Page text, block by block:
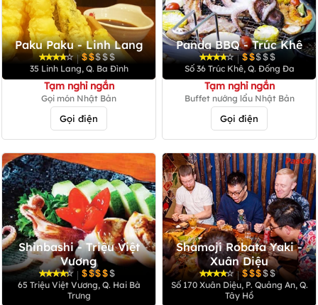
Paku Paku - Linh Lang
|
35 Linh Lang, Q. Ba Đình
Tạm nghỉ ngắn
Gọi món Nhật Bản
Gọi điện
Panda BBQ - Trúc Khê
|
Số 36 Trúc Khê, Q. Đống Đa
Tạm nghỉ ngắn
Buffet nướng lẩu Nhật Bản
Gọi điện
Shinbashi - Triệu Việt
Vương
|
65 Triệu Việt Vương, Q. Hai Bà
Trưng
Shamoji Robata Yaki -
Xuân Diệu
|
Số 170 Xuân Diệu, P. Quảng An, Q.
Tây Hồ